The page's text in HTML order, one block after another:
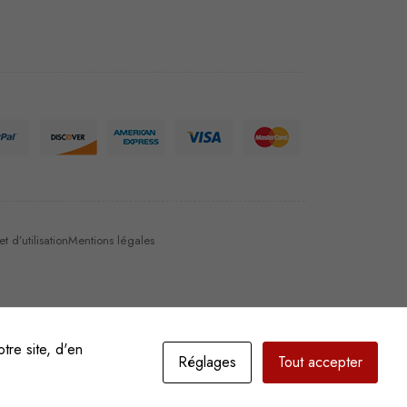
d’utilisationMentions légales
site, d'en
Réglages Tout accepter